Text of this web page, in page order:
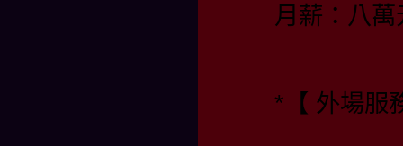
月薪：八萬
*【 外場服